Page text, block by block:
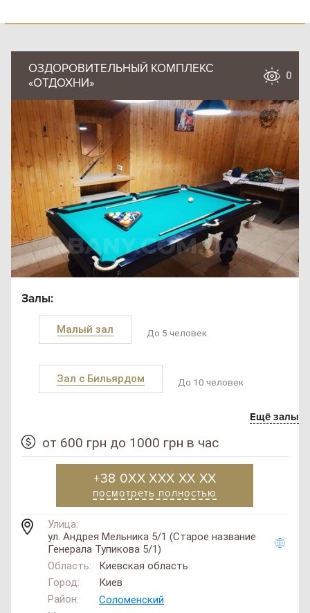
ОЗДОРОВИТЕЛЬНЫЙ КОМПЛЕКС
«ОТДОХНИ»
0
Залы:
Малый зал До 5 человек
Зал с Бильярдом До 10 человек
Ещё залы
от 600 грн до 1000 грн в час
+38 0XX XXX XX XX
посмотреть полностью
Улица:
ул. Андрея Мельника 5/1 (Старое название
Генерала Тупикова 5/1)
Область:
Киевская область
Город:
Киев
Район:
Соломенский